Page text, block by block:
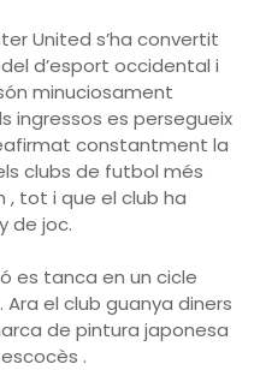
United s’ha convertit
d’esport occidental i
minuciosament
ingressos es persegueix
constantment la
clubs de futbol més
, tot i que el club ha
de joc.
es tanca en un cicle
el club guanya diners
de pintura japonesa
.